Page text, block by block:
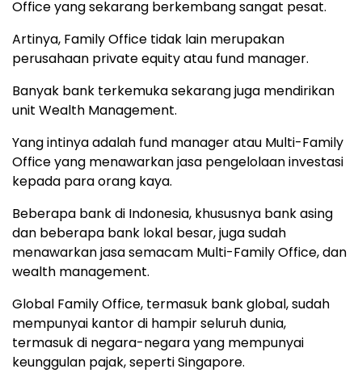
Office yang sekarang berkembang sangat pesat.
Artinya, Family Office tidak lain merupakan
perusahaan private equity atau fund manager.
Banyak bank terkemuka sekarang juga mendirikan
unit Wealth Management.
Yang intinya adalah fund manager atau Multi-Family
Office yang menawarkan jasa pengelolaan investasi
kepada para orang kaya.
Beberapa bank di Indonesia, khususnya bank asing
dan beberapa bank lokal besar, juga sudah
menawarkan jasa semacam Multi-Family Office, dan
wealth management.
Global Family Office, termasuk bank global, sudah
mempunyai kantor di hampir seluruh dunia,
termasuk di negara-negara yang mempunyai
keunggulan pajak, seperti Singapore.